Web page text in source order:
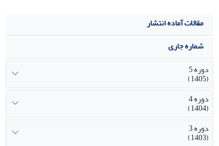
مقالات آماده انتشار
شماره جاری
دوره 5
(1405)
دوره 4
(1404)
دوره 3
(1403)